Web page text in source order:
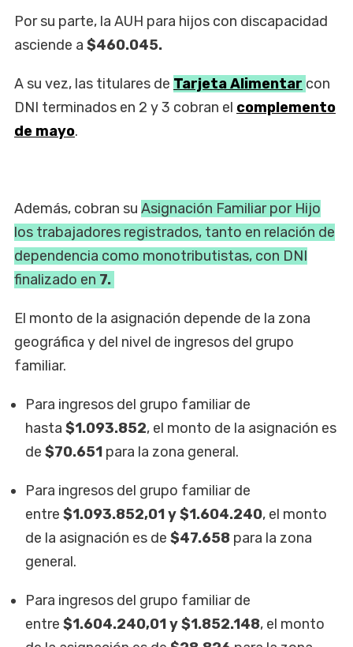
Por su parte, la AUH para hijos con discapacidad
asciende a $460.045.
A su vez, las titulares de Tarjeta Alimentar con
DNI terminados en 2 y 3 cobran el complemento
de mayo.
Además, cobran su Asignación Familiar por Hijo
los trabajadores registrados, tanto en relación de
dependencia como monotributistas, con DNI
finalizado en 7.
El monto de la asignación depende de la zona
geográfica y del nivel de ingresos del grupo
familiar.
Para ingresos del grupo familiar de
hasta$1.093.852, el monto de la asignación es
de $70.651 para la zona general.
Para ingresos del grupo familiar de
entre$1.093.852,01 y $1.604.240, el monto
de la asignación es de$47.658 para la zona
general.
Para ingresos del grupo familiar de
entre$1.604.240,01 y $1.852.148, el monto